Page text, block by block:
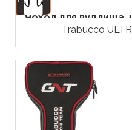
Чохол для вудлища
Trabucco